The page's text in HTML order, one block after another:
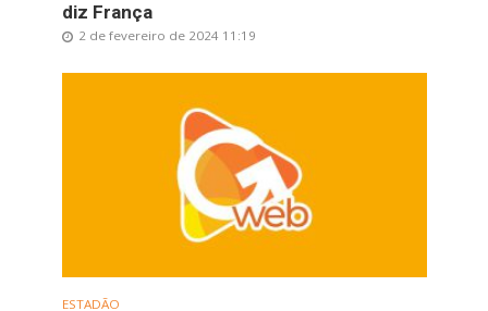
diz França
2 de fevereiro de 2024 11:19
ESTADÃO